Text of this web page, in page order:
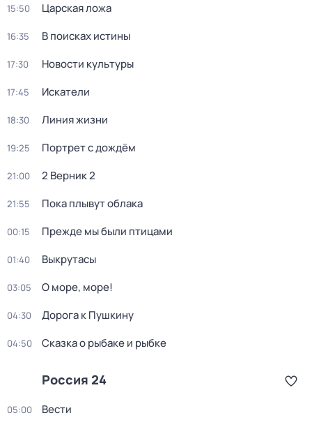
15:50 Царская ложа
16:35 В поисках истины
17:30 Новости культуры
17:45 Искатели
18:30 Линия жизни
19:25 Портрет с дождём
21:00 2 Верник 2
21:55 Пока плывут облака
00:15 Прежде мы были птицами
01:40 Выкрутасы
03:05 О море, море!
04:30 Дорога к Пушкину
04:50 Сказка о рыбаке и рыбке
Россия 24
05:00 Вести